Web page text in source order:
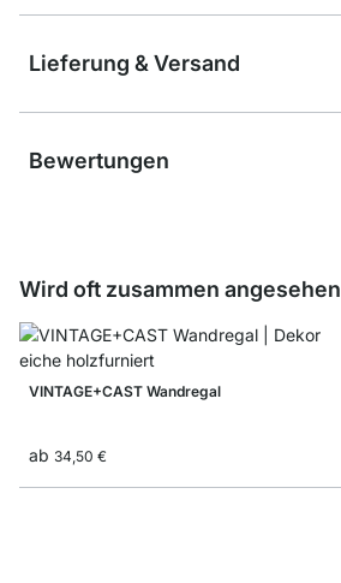
Lieferung & Versand
Bewertungen
Wird oft zusammen angesehen
VINTAGE+CAST Wandregal
ab 34,50 €